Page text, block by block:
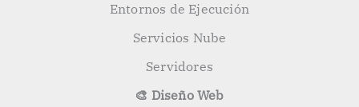
Entornos de Ejecución
Servicios Nube
Servidores
🎨 Diseño Web